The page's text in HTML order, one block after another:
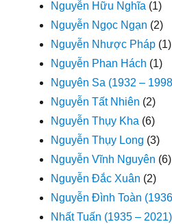
Nguyễn Hữu Nghĩa (1)
Nguyễn Ngọc Ngạn (2)
Nguyễn Nhược Pháp (1)
Nguyễn Phan Hách (1)
Nguyên Sa (1932 –
Nguyễn Tất Nhiên (2)
Nguyễn Thụy Kha (6)
Nguyễn Thụy Long (3)
Nguyễn Vĩnh Nguyên (6)
Nguyễn Đắc Xuân (2)
Nguyễn Đình Toàn
Nhất Tuấn (1935 – 2021)